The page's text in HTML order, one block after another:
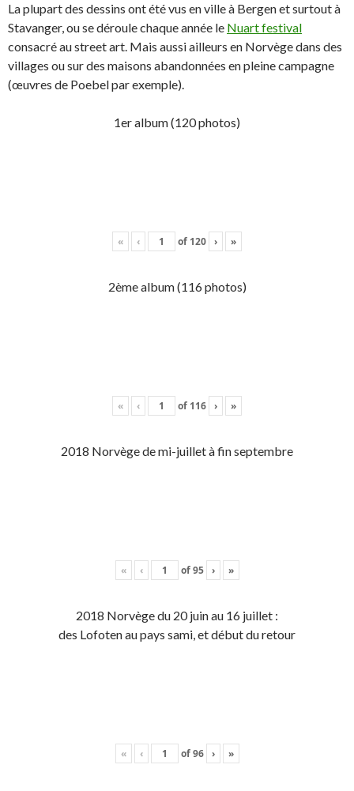
La plupart des dessins ont été vus en ville à Bergen et surtout à
Stavanger, ou se déroule chaque année le Nuart festival
consacré au street art. Mais aussi ailleurs en Norvège dans des
villages ou sur des maisons abandonnées en pleine campagne
(œuvres de Poebel par exemple).
1er album (120 photos)
« ‹ of 120 › »
2ème album (116 photos)
« ‹ of 116 › »
2018 Norvège de mi-juillet à fin septembre
« ‹ of95 › »
2018 Norvège du 20 juin au 16 juillet :
des Lofoten au pays sami, et début du retour
« ‹ of96 › »